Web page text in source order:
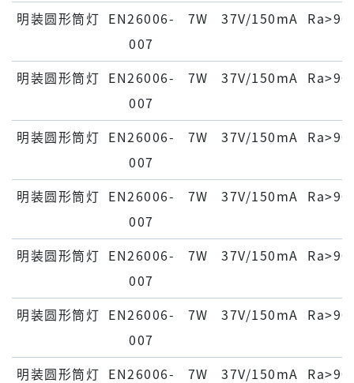
明装圆形筒灯
EN26006-
007
7W 37V/150mA Ra>90
明装圆形筒灯
EN26006-
007
7W 37V/150mA Ra>90
明装圆形筒灯
EN26006-
007
7W 37V/150mA Ra>90
明装圆形筒灯
EN26006-
007
7W 37V/150mA Ra>90
明装圆形筒灯
EN26006-
007
7W 37V/150mA Ra>90
明装圆形筒灯
EN26006-
007
7W 37V/150mA Ra>90
明装圆形筒灯
EN26006-
7W 37V/150mA Ra>90